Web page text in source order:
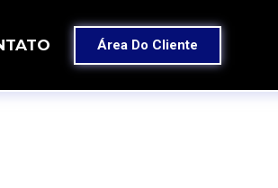
Área Do Cliente